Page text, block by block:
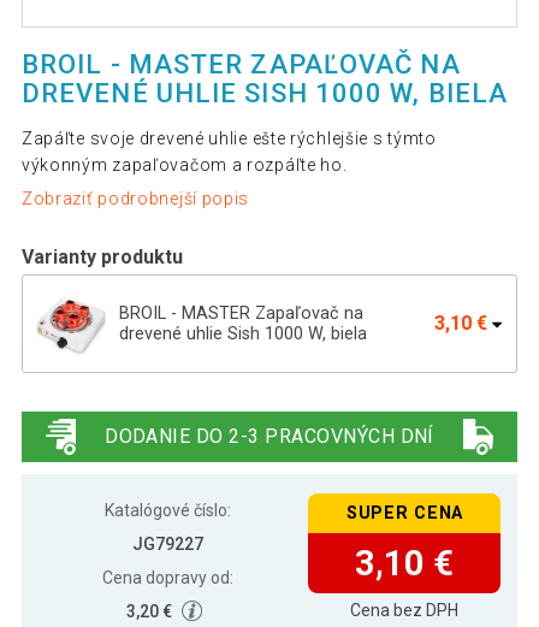
BROIL - MASTER ZAPAĽOVAČ NA
DREVENÉ UHLIE SISH 1000 W, BIELA
Zapáľte svoje drevené uhlie ešte rýchlejšie s týmto
výkonným zapaľovačom a rozpáľte ho.
Zobraziť podrobnejší popis
Varianty produktu
BROIL - MASTER Zapaľovač na
drevené uhlie Sish 1000 W, biela
3,10 €
uhlie Sish 1000 W, čierny
DODANIE DO 2-3 PRACOVNÝCH DNÍ
Katalógové číslo:
JG79227
Cena dopravy od:
3,20 €
SUPER CENA
3,10 €
Cena bez DPH